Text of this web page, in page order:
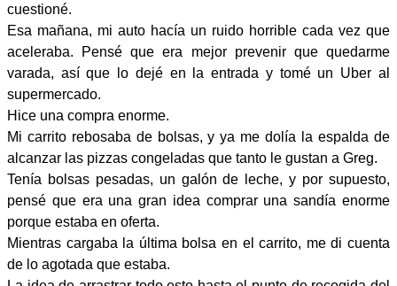
cuestioné.
Esa mañana, mi auto hacía un ruido horrible cada vez que
aceleraba. Pensé que era mejor prevenir que quedarme
varada, así que lo dejé en la entrada y tomé un Uber al
supermercado.
Hice una compra enorme.
Mi carrito rebosaba de bolsas, y ya me dolía la espalda de
alcanzar las pizzas congeladas que tanto le gustan a Greg.
Tenía bolsas pesadas, un galón de leche, y por supuesto,
pensé que era una gran idea comprar una sandía enorme
porque estaba en oferta.
Mientras cargaba la última bolsa en el carrito, me di cuenta
de lo agotada que estaba.